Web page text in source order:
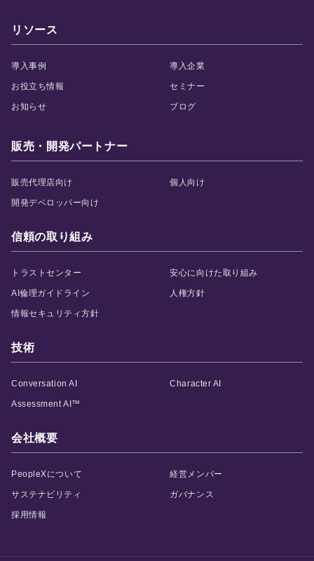
リソース
導入事例 導入企業
お役立ち情報 セミナー
お知らせ ブログ
販売・開発パートナー
販売代理店向け 個人向け
開発デベロッパー向け
信頼の取り組み
トラストセンター 安心に向けた取り組み
AI倫理ガイドライン 人権方針
情報セキュリティ方針
技術
Conversation AI Character AI
Assessment AI™
会社概要
PeopleXについて 経営メンバー
サステナビリティ ガバナンス
採用情報